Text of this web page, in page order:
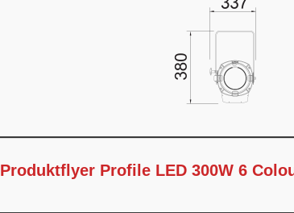
Produktflyer Profile LED 300W 6